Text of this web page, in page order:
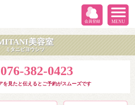
MENU
会員登録
美容室
ミタニビヨウシツ
076-382-0423
を見たと伝えるとご予約がスムーズです